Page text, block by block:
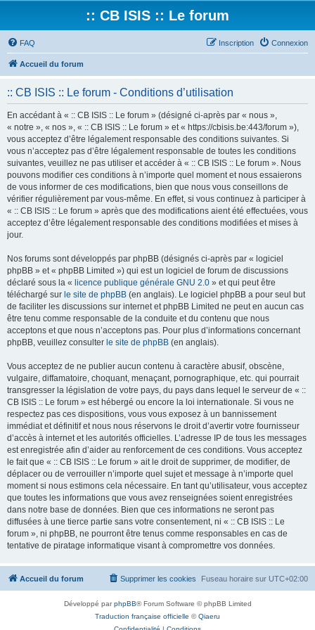
:: CB ISIS :: Le forum
FAQ Connexion
Inscription
Accueil du forum
:: CB ISIS :: Le forum - Conditions d’utilisation
En accédant à « :: CB ISIS :: Le forum » (désigné ci-après par « nous »,
« notre », « nos », « :: CB ISIS :: Le forum » et « https://cbisis.be:443/forum »),
vous acceptez d’être légalement responsable des conditions suivantes. Si
vous n’acceptez pas d’être légalement responsable de toutes les conditions
suivantes, veuillez ne pas utiliser et accéder à « :: CB ISIS :: Le forum ». Nous
pouvons modifier ces conditions à n’importe quel moment et nous essaierons
de vous informer de ces modifications, bien que nous vous conseillons de
vérifier régulièrement par vous-même. En effet, si vous continuez à participer à
« :: CB ISIS :: Le forum » après que des modifications aient été effectuées, vous
acceptez d’être légalement responsable des conditions modifiées et mises à
jour.
Nos forums sont développés par phpBB (désignés ci-après par « logiciel
phpBB » et « phpBB Limited ») qui est un logiciel de forum de discussions
déclaré sous la « licence publique générale GNU 2.0 » et qui peut être
téléchargé sur le site de phpBB (en anglais). Le logiciel phpBB a pour seul but
de faciliter les discussions sur internet et phpBB Limited ne peut en aucun cas
être tenu comme responsable de la conduite et du contenu que nous
acceptons et que nous n’acceptons pas. Pour plus d’informations concernant
phpBB, veuillez consulter le site de phpBB (en anglais).
Vous acceptez de ne publier aucun contenu à caractère abusif, obscène,
vulgaire, diffamatoire, choquant, menaçant, pornographique, etc. qui pourrait
transgresser la législation de votre pays, du pays dans lequel le serveur de « ::
CB ISIS :: Le forum » est hébergé ou encore la loi internationale. Si vous ne
respectez pas ces dispositions, vous vous exposez à un bannissement
immédiat et définitif et nous nous réservons le droit d’avertir votre fournisseur
d’accès à internet et les autorités officielles. L’adresse IP de tous les messages
est enregistrée afin d’aider au renforcement de ces conditions. Vous acceptez
le fait que « :: CB ISIS :: Le forum » ait le droit de supprimer, de modifier, de
déplacer ou de verrouiller n’importe quel sujet et message à n’importe quel
moment si nous estimons cela nécessaire. En tant qu’utilisateur, vous acceptez
que toutes les informations que vous avez renseignées soient enregistrées
dans notre base de données. Bien que ces informations ne seront pas
diffusées à une tierce partie sans votre consentement, ni « :: CB ISIS :: Le
forum », ni phpBB, ne pourront être tenus comme responsables en cas de
tentative de piratage informatique visant à compromettre vos données.
Accueil du forum Fuseau horaire sur UTC+02:00
Supprimer les cookies
Développé parphpBB® Forum Software © phpBB Limited
Traduction française officielle ©Qiaeru